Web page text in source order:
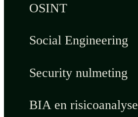
OSINT
Social Engineering
Security nulmeting
BIA en risicoanalyse